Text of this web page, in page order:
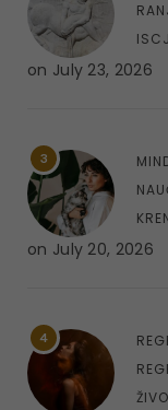
on July 23, 2026
3
on July 20, 2026
4